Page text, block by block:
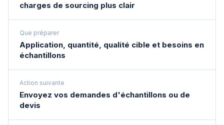
charges de sourcing plus clair
Que préparer
Application, quantité, qualité cible et besoins en
échantillons
Action suivante
Envoyez vos demandes d'échantillons ou de
devis